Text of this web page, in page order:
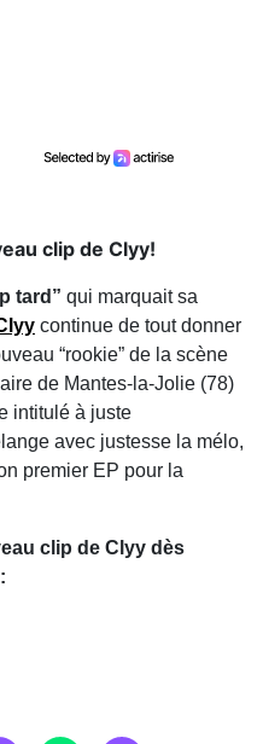
clip de Clyy!
tard” qui marquait sa
continue de tout donner
“rookie” de la scène
de Mantes-la-Jolie (78)
intitulé à juste
avec justesse la mélo,
premier EP pour la
clip de Clyy dès